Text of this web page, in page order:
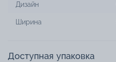
Дизайн
Ширина
Доступная упаковка